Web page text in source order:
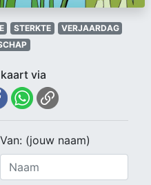
STERKTE
VERJAARDAG
via
Van: (jouw naam)